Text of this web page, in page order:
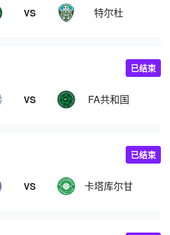
VS 特尔杜
VS FA共和国
已结束
VS 卡塔库尔甘
已结束